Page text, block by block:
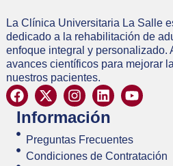
La Clínica Universitaria La Salle
dedicado a la rehabilitación de
enfoque integral y personalizado.
avances científicos para mejorar
nuestros pacientes.
Información
Preguntas Frecuentes
Condiciones de Contratación